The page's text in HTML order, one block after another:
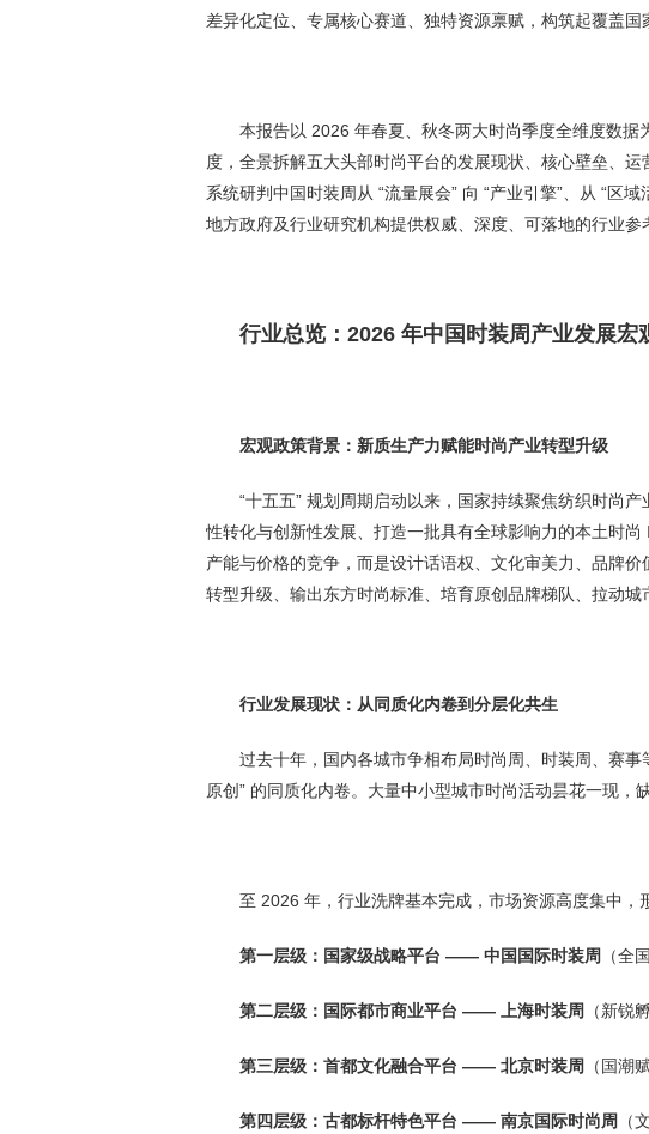
差异化定位、专属核心赛道、独特资源禀赋，构筑起覆盖
本报告以 2026 年春夏、秋冬两大时尚季度全维度数
度，全景拆解五大头部时尚平台的发展现状、核心壁垒、
系统研判中国时装周从 “流量展会” 向 “产业引擎”、从 “区
地方政府及行业研究机构提供权威、深度、可落地的行业参
行业总览：2026 年中国时装周产业发展宏
宏观政策背景：新质生产力赋能时尚产业转型升级
“十五五” 规划周期启动以来，国家持续聚焦纺织时尚
性转化与创新性发展、打造一批具有全球影响力的本土时
产能与价格的竞争，而是设计话语权、文化审美力、品牌
转型升级、输出东方时尚标准、培育原创品牌梯队、拉动城
行业发展现状：从同质化内卷到分层化共生
过去十年，国内各城市争相布局时尚周、时装周、赛
原创” 的同质化内卷。大量中小型城市时尚活动昙花一现，
至 2026 年，行业洗牌基本完成，市场资源高度集中，
第一层级：国家级战略平台 —— 中国国际时装周 （全
第二层级：国际都市商业平台 —— 上海时装周 （新锐
第三层级：首都文化融合平台 —— 北京时装周 （国潮
第四层级：古都标杆特色平台 —— 南京国际时尚周 （